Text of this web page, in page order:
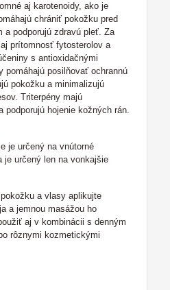
aj karotenoidy, ako je
chrániť pokožku pred
a podporujú zdravú pleť. Za
prítomnosť fytosterolov a
s antioxidačnými
pomáhajú posilňovať ochrannú
pokožku a minimalizujú
Triterpény majú
podporujú hojenie kožných rán.
je určený na vnútorné
je určený len na vonkajšie
a vlasy aplikujte
a jemnou masážou ho
aj v kombinácii s denným
rôznymi kozmetickými